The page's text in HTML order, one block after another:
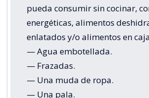
pueda consumir sin cocinar,
energéticas, alimentos
enlatados y/o alimentos en
— Agua embotellada.
— Frazadas.
— Una muda de ropa.
— Una pala.